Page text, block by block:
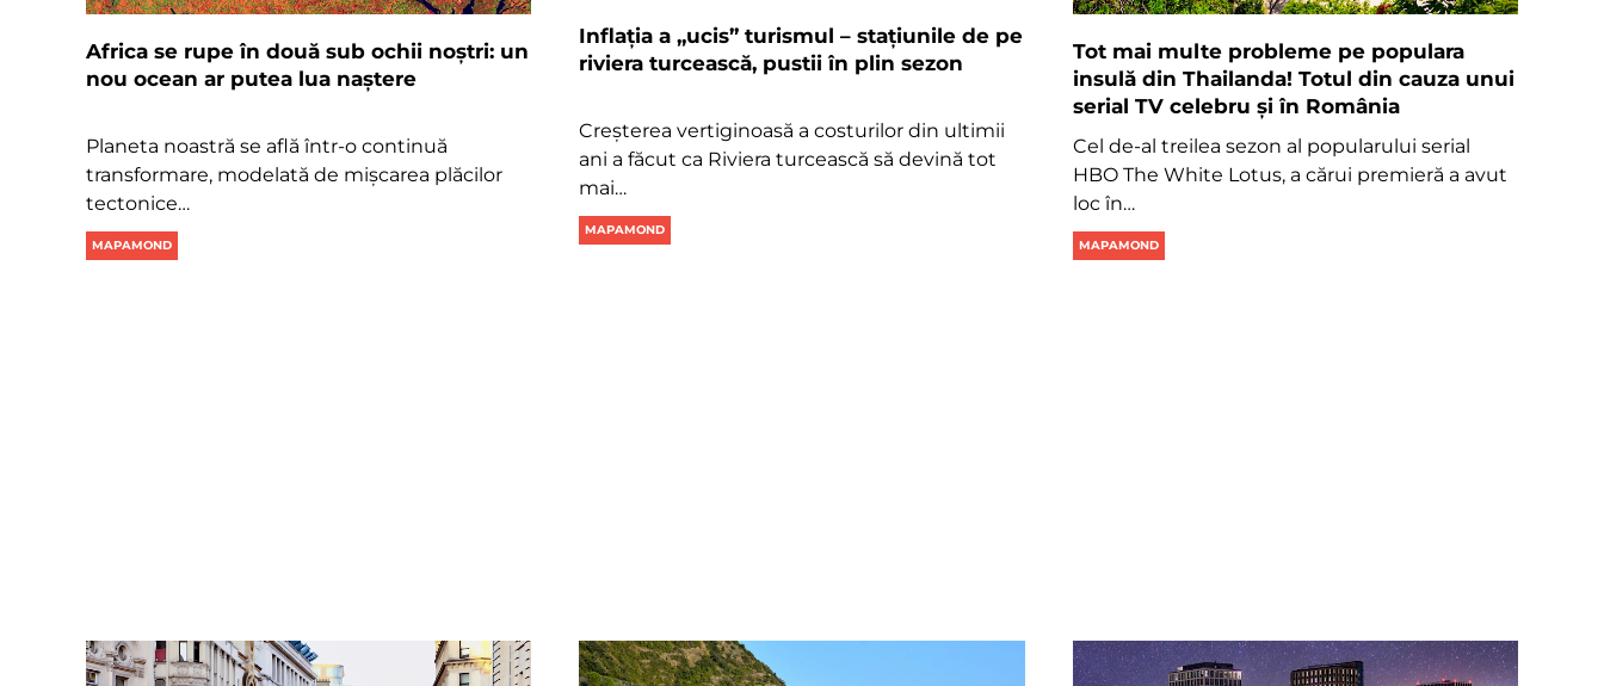
Africa se rupe în două sub ochii noștri: un
nou ocean ar putea lua naștere
Planeta noastră se află într-o continuă
transformare, modelată de mișcarea plăcilor
tectonice…
MAPAMOND
Inflația a „ucis” turismul – stațiunile de pe
riviera turcească, pustii în plin sezon
Creșterea vertiginoasă a costurilor din ultimii
ani a făcut ca Riviera turcească să devină tot
mai…
MAPAMOND
Tot mai multe probleme pe populara
insulă din Thailanda! Totul din cauza unui
serial TV celebru și în România
Cel de-al treilea sezon al popularului serial
HBO The White Lotus, a cărui premieră a avut
loc în…
MAPAMOND